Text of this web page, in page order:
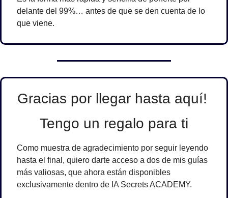
delante del 99%… antes de que se den cuenta de lo
que viene.
Gracias por llegar hasta aquí!
Tengo un regalo para ti
Como muestra de agradecimiento por seguir leyendo
hasta el final, quiero darte acceso a dos de mis guías
más valiosas
exclusivamente dentro de IA Secrets ACADEMY.